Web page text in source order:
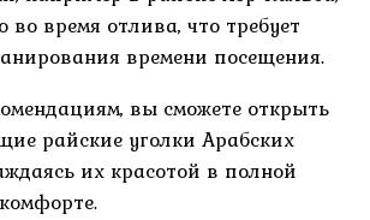
во время отлива, что требует
времени посещения.
вы сможете открыть
райские уголки Арабских
их красотой в полной